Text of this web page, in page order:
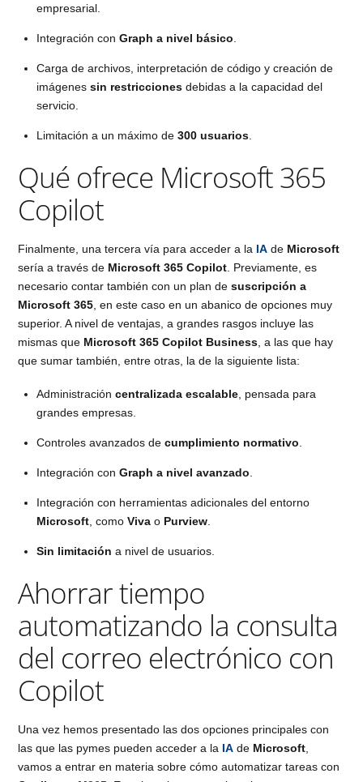
empresarial.
Integración con Graph a nivel básico
Carga de archivos, interpretación de código y creación de
imágenes sin restricciones debidas a la capacidad del
servicio.
Limitación a un máximo de 300 usuarios.
Qué ofrece Microsoft 365
Copilot
Finalmente, una tercera vía para acceder a la IA de Microsoft
sería a través de Microsoft 365 Copilot . Previamente, es
necesario contar también con un plan desuscripción a
Microsoft 365 , en este caso en un abanico de opciones muy
superior. A nivel de ventajas, a grandes rasgos incluye las
mismas que Microsoft 365 Copilot Business , a las que hay
que sumar también, entre otras, la de la siguiente lista:
Administración centralizada escalable, pensada para
grandes empresas.
Controles avanzados de cumplimiento normativo
Integración con Graph a nivel avanzado
Integración con herramientas adicionales del entorno
Microsoft, como Vivao Purview.
Sin limitación a nivel de usuarios.
Ahorrar tiempo
automatizando la consulta
del correo electrónico con
Copilot
Una vez hemos presentado las dos opciones principales con
las que las pymes pueden acceder a la IA de Microsoft,
vamos a entrar en materia sobre cómo automatizar tareas con